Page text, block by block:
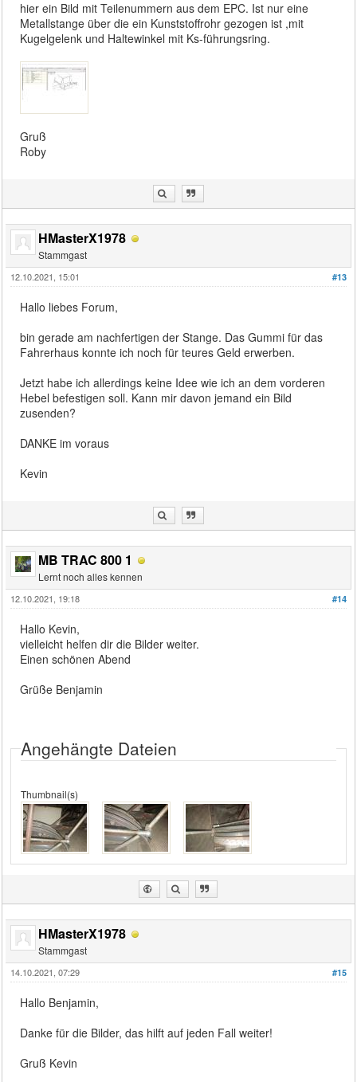
hier ein Bild mit Teilenummern aus dem EPC. Ist nur eine
Metallstange über die ein Kunststoffrohr gezogen ist ,mit
Kugelgelenk und Haltewinkel mit Ks-führungsring.
Gruß
Roby
HMasterX1978
Stammgast
#13
12.10.2021, 15:01
Hallo liebes Forum,
bin gerade am nachfertigen der Stange. Das Gummi für das
Fahrerhaus konnte ich noch für teures Geld erwerben.
Jetzt habe ich allerdings keine Idee wie ich an dem vorderen
Hebel befestigen soll. Kann mir davon jemand ein Bild
zusenden?
DANKE im voraus
Kevin
MB TRAC 800 1
Lernt noch alles kennen
#14
12.10.2021, 19:18
Hallo Kevin,
vielleicht helfen dir die Bilder weiter.
Einen schönen Abend
Grüße Benjamin
Angehängte Dateien
Thumbnail(s)
HMasterX1978
Stammgast
#15
14.10.2021, 07:29
Hallo Benjamin,
Danke für die Bilder, das hilft auf jeden Fall weiter!
Gruß Kevin